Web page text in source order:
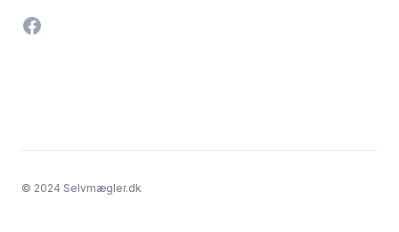
Facebook
© 2024 Selvmægler.dk